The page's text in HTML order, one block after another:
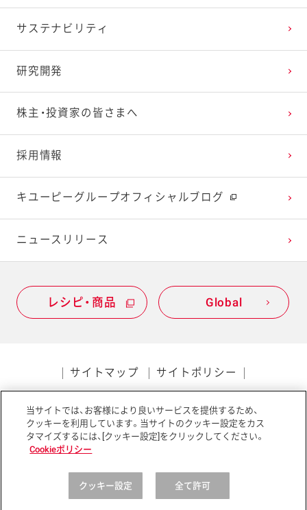
研究レポート ポテトサラダが食後の血糖値上昇を
抑制する効果の検討
た安全性確認
もたちを笑顔に！
研究レポート マヨネーズの「口どけ」の定量化に成
功
研究レポート 乳化油脂添加炊飯米の食後血糖値
研究レポート メタボロミクス 鶏卵品質評価技術
研究レポート 酢酸菌の分泌型免疫グロブリンA量
サステナビリティ
研究開発
株主・投資家の皆さまへ
採用情報
キユーピーグループオフィシャルブログ
ニュースリリース
レシピ・商品 Global
サイトマップ サイトポリシー
ソーシャルメディアポリシー アクセシビリティ
Copyright © Kewpie Corporation All rights reserved.
当サイトでは、お客様により良いサービスを提供するため、
クッキーを利用しています。当サイトのクッキー設定をカス
タマイズするには、[クッキー設定]をクリックしてください。
Cookieポリシー
クッキー設定 全て許可